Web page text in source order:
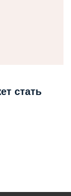
стать